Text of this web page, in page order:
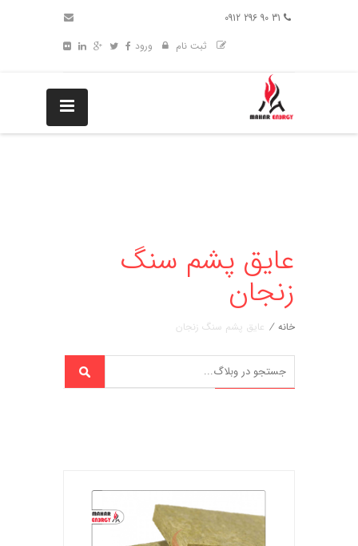
ثبت نام
ورود
عایق پشم سنگ
زنجان
خانه / عایق پشم سنگ زنجان